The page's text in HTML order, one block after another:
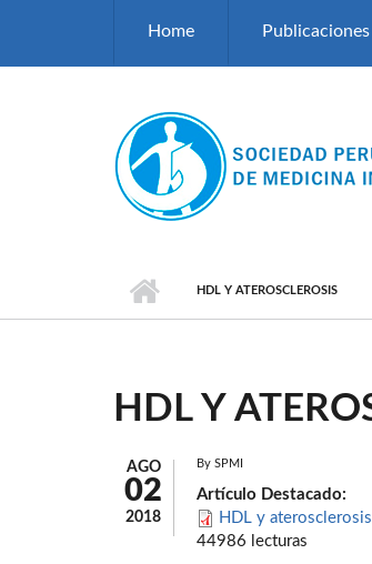
Home Publicaciones
HDL Y ATEROSCLEROSIS
HDL Y
AGO
02
2018
By SPMI
Artículo Destacado:
HDL y
44986 lecturas